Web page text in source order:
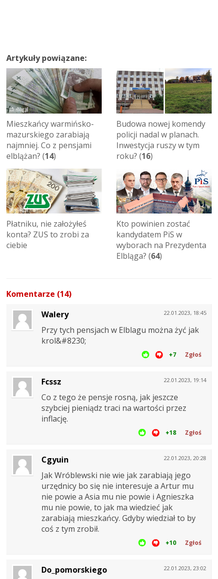
Artykuły powiązane:
Mieszkańcy warmińsko-
mazurskiego zarabiają
najmniej. Co z pensjami
elblążan? (14)
Budowa nowej komendy
policji nadal w planach.
Inwestycja ruszy w tym
roku? (16)
Płatniku, nie założyłeś
konta? ZUS to zrobi za
ciebie
Kto powinien zostać
kandydatem PiS w
wyborach na Prezydenta
Elbląga? (64)
Komentarze (14)
22.01.2023, 18:45
Walery
Przy tych pensjach w Elblagu można żyć jak
krol&#8230;
+7 Zgłoś
22.01.2023, 19:14
Fcssz
Co z tego że pensje rosną, jak jeszcze
szybciej pieniądz traci na wartości przez
inflację.
+18 Zgłoś
22.01.2023, 20:28
Cgyuin
Jak Wróblewski nie wie jak zarabiają jego
urzędnicy bo się nie interesuje a Artur mu
nie powie a Asia mu nie powie i Agnieszka
mu nie powie, to jak ma wiedzieć jak
zarabiają mieszkańcy. Gdyby wiedział to by
coś z tym zrobił.
+10 Zgłoś
22.01.2023, 23:02
Do_pomorskiego